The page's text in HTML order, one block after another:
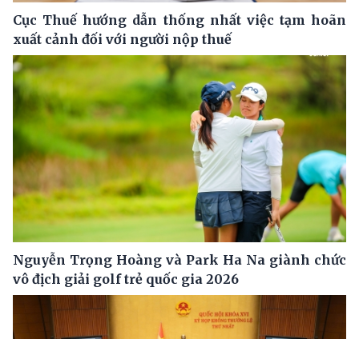
Cục Thuế hướng dẫn thống nhất việc tạm hoãn
xuất cảnh đối với người nộp thuế
Nguyễn Trọng Hoàng và Park Ha Na giành chức
vô địch giải golf trẻ quốc gia 2026